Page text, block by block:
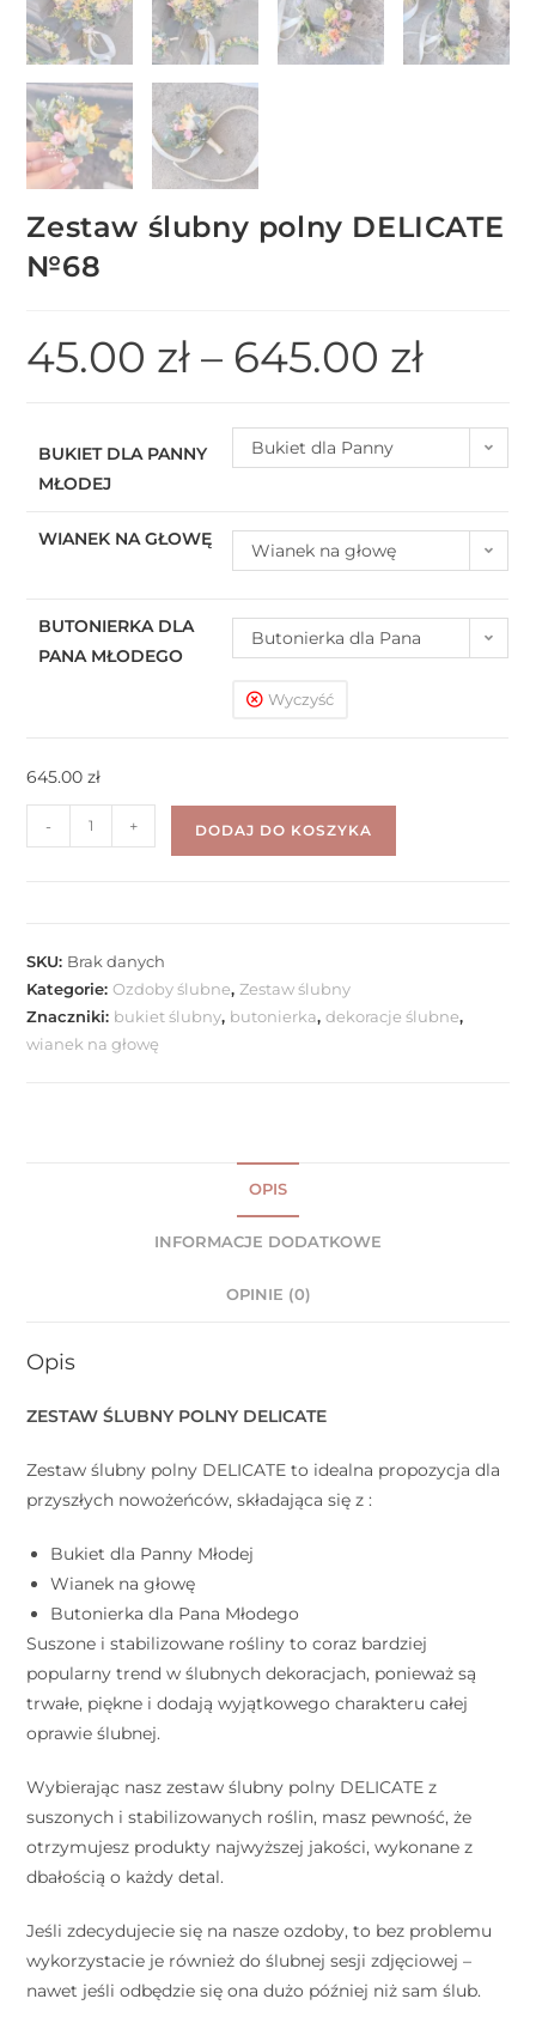
Zestaw ślubny polny DELICATE
№68
45.00 zł – 645.00 zł
BUKIET DLA PANNY
MŁODEJ
Bukiet dla Panny
WIANEK NA GŁOWĘ
Wianek na głowę
BUTONIERKA DLA
PANA MŁODEGO
Butonierka dla Pana
Wyczyść
645.00zł
- + DODAJ DO KOSZYKA
SKU: Brak danych
Kategorie:Ozdoby ślubne, Zestaw ślubny
Znaczniki: bukiet ślubny, butonierka,dekoracje ślubne,
wianek na głowę
OPIS
INFORMACJE DODATKOWE
OPINIE (0)
Opis
ZESTAW ŚLUBNY POLNY DELICATE
Zestaw ślubny polny DELICATE to idealna propozycja dla
przyszłych nowożeńców, składająca się z :
Bukiet dla Panny Młodej
Wianek na głowę
Butonierka dla Pana Młodego
Suszone i stabilizowane rośliny to coraz bardziej
popularny trend w ślubnych dekoracjach, ponieważ są
trwałe, piękne i dodają wyjątkowego charakteru całej
oprawie ślubnej.
Wybierając nasz zestaw ślubny polny DELICATE z
suszonych i stabilizowanych roślin, masz pewność, że
otrzymujesz produkty najwyższej jakości, wykonane z
dbałością o każdy detal.
Jeśli zdecydujecie się na nasze ozdoby, to bez problemu
wykorzystacie je również do ślubnej sesji zdjęciowej –
nawet jeśli odbędzie się ona dużo później niż sam ślub.